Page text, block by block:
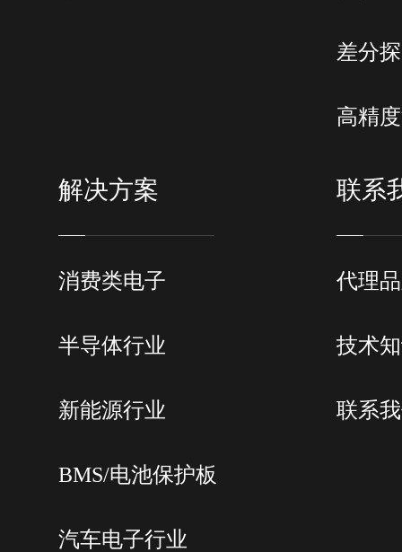
差分
高精
解决方案
消费类电子
半导体行业
新能源行业
BMS/电池保护板
汽车电子行业
联系
代理
技术
联系